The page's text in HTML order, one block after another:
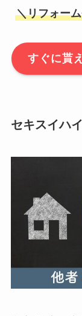
＼リフォー
すぐに貰
セキスイハ